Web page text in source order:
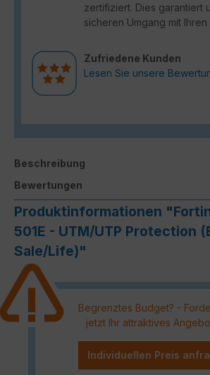
zertifiziert. Dies garantiert
sicheren Umgang mit Ihren
Zufriedene Kunden
Lesen Sie unsere
Beschreibung
Bewertungen
Produktinformationen
501E - UTM/UTP Protection
Sale/Life)"
Begrenztes Budget? -
jetzt Ihr attraktives
Individuellen Preis